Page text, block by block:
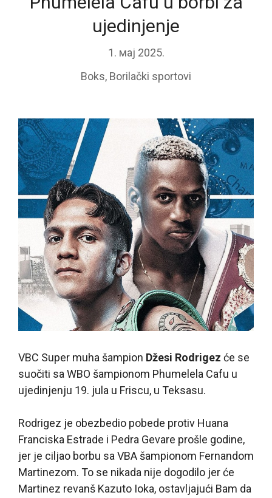
ujedinjenje
1. мај 2025.
Boks, Borilački sportovi
VBC Super muha šampion Džesi Rodrigez će se
suočiti sa WBO šampionom Phumelela Cafu u
ujedinjenju 19. jula u Friscu, u Teksasu.
Rodrigez je obezbedio pobede protiv Huana
Franciska Estrade i Pedra Gevare prošle godine,
jer je ciljao borbu sa VBA šampionom Fernandom
Martinezom. To se nikada nije dogodilo jer će
Martinez revanš Kazuto Ioka, ostavljajući Bam da